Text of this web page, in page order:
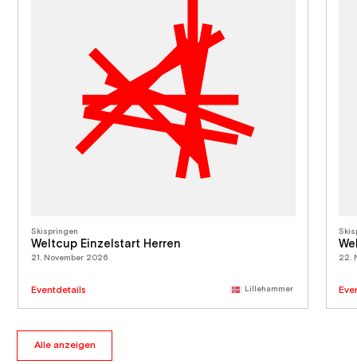
Skispringen
Weltcup Einzelstart Herren
21. November 2026
Eventdetails Lillehammer
22.
Alle anzeigen